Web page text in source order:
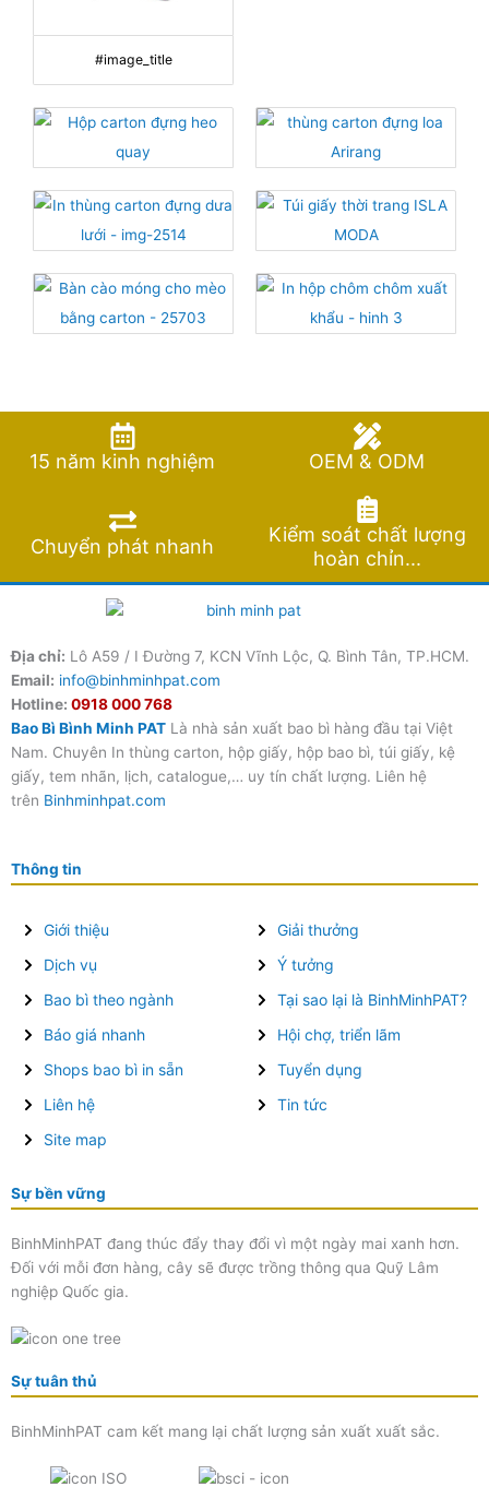
#image_title
15 năm kinh nghiệm OEM & ODM
Chuyển phát nhanh
Kiểm soát chất lượng
hoàn chỉn...
Địa chỉ: Lô A59 / I Đường 7, KCN Vĩnh Lộc, Q. Bình Tân, TP.HCM.
Email: info@binhminhpat.com
Hotline: 0918 000 768
Bao Bì Bình Minh PAT Là nhà sản xuất bao bì hàng đầu tại Việt
Nam. Chuyên In thùng carton, hộp giấy, hộp bao bì, túi giấy, kệ
giấy, tem nhãn, lịch, catalogue,… uy tín chất lượng. Liên hệ
trên Binhminhpat.com
Thông tin
Giới thiệu
Dịch vụ
Bao bì theo ngành
Báo giá nhanh
Shops bao bì in sẵn
Liên hệ
Site map
Giải thưởng
Ý tưởng
Tại sao lại là BinhMinhPAT?
Hội chợ, triển lãm
Tuyển dụng
Tin tức
Sự bền vững
BinhMinhPAT đang thúc đẩy thay đổi vì một ngày mai xanh hơn.
Đối với mỗi đơn hàng, cây sẽ được trồng thông qua Quỹ Lâm
nghiệp Quốc gia.
Sự tuân thủ
BinhMinhPAT cam kết mang lại chất lượng sản xuất xuất sắc.